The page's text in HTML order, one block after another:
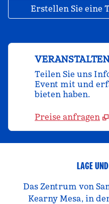
Erstellen Sie eine
Teilen Sie uns
Event mit und
bieten haben.
Preise anfragen
LAGE
Das Zentrum von
Kearny Mesa, in